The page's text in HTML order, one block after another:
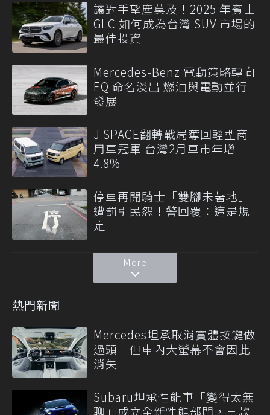
讓對手望塵莫及！2025 年賓士
GLC 如何成為台灣 SUV 市場的
最佳投資
Mercedes-Benz 電動策略轉向
EQ 命名淡出 燃油與電動並行
發展
J SPACE翻轉戰局奪回輕型商
用車冠軍 台灣2月車市年增
4.8%
停車再開騎士「雙腳未著地」
遭罰引民怨！警回覆：這是規
定
More
熱門新聞
Mercedes坦承取消實體按鍵做
過頭 但車內大螢幕不會因此
消失
Subaru坦承性能車「變得太無
聊」成立全新性能部門，三款